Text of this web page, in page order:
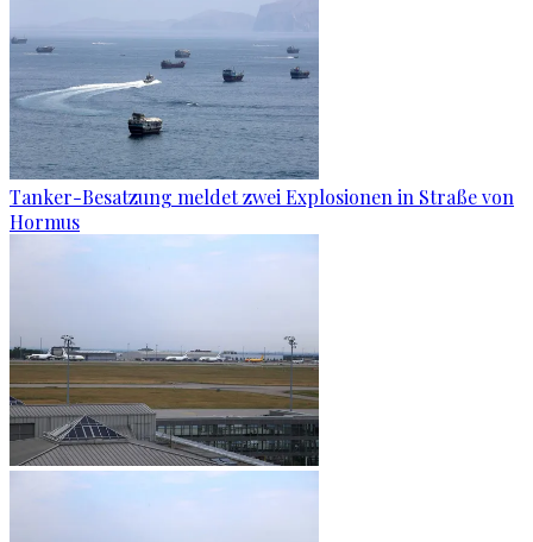
Tanker-Besatzung meldet zwei Explosionen in Straße von
Hormus